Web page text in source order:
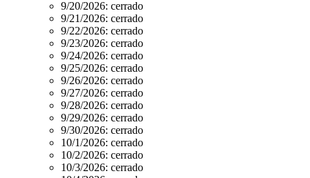
9/20/2026: cerrado
9/21/2026: cerrado
9/22/2026: cerrado
9/23/2026: cerrado
9/24/2026: cerrado
9/25/2026: cerrado
9/26/2026: cerrado
9/27/2026: cerrado
9/28/2026: cerrado
9/29/2026: cerrado
9/30/2026: cerrado
10/1/2026: cerrado
10/2/2026: cerrado
10/3/2026: cerrado